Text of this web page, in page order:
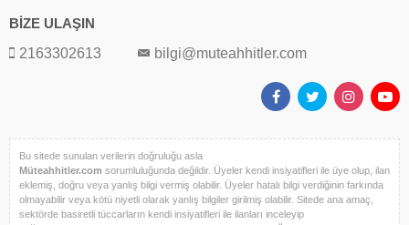
BİZE ULAŞIN
2163302613
bilgi@muteahhitler.com
Bu sitede sunulan verilerin doğruluğu asla
Müteahhitler.com sorumluluğunda değildir. Üyeler kendi insiyatifleri ile üye olup, ilan
eklemiş, doğru veya yanlış bilgi vermiş olabilir. Üyeler hatalı bilgi verdiğinin farkında
olmayabilir veya kötü niyetli olarak yanlış bilgiler girilmiş olabilir. Sitede ana amaç,
sektörde basiretli tüccarların kendi insiyatifleri ile ilanları inceleyip